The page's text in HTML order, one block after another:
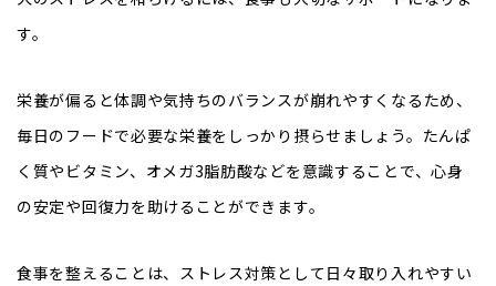
す。
栄養が偏ると体調や気持ちのバランスが崩れやすくなるため、
毎日のフードで必要な栄養をしっかり摂らせましょう。たんぱ
く質やビタミン、オメガ3脂肪酸などを意識することで、心身
の安定や回復力を助けることができます。
食事を整えることは、ストレス対策として日々取り入れやすい